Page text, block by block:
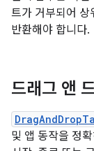
트가 거부되어 상
반환해야 합니다.
드래그 앤
및 앱 동작을 정